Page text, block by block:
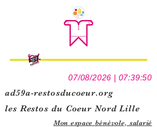
07/08/2026 | 07:39:50
ad59a-restosducoeur.org
les Restos du Coeur Nord Lille
Mon espace bénévole, salarié